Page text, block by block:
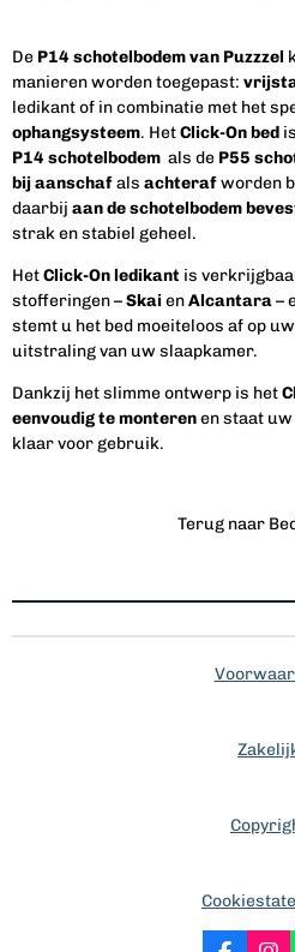
De P14 schotelbodem van Puzzzel
manieren worden toegepast:
ledikant of in combinatie met het
ophangsysteem. HetClick-On bed
P14 schotelbodem als de P55
bij aanschafals achterafworden
daarbij aan de schotelbodem
strak en stabiel geheel.
HetClick-On ledikant is
stofferingen –SkaienAlcantara–
stemt u het bed moeiteloos af op
uitstraling van uw slaapkamer.
Dankzij het slimme ontwerp is het
eenvoudig te monterenen staat
klaar voor gebruik.
Terug naar